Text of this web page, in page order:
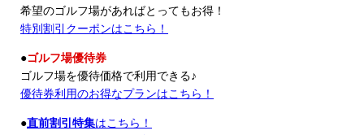
希望のゴルフ場があればとってもお得！
特別割引クーポンはこちら！
●ゴルフ場優待券
ゴルフ場を優待価格で利用できる♪
優待券利用のお得なプランはこちら！
●直前割引特集はこちら！